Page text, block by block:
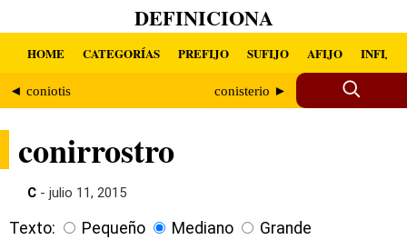
DEFINICIONA
HOME CATEGORÍAS PREFIJO SUFIJO AFIJO INFIJO
◄ coniotis conisterio ►
conirrostro
C - julio 11, 2015
Texto: Pequeño Mediano Grande